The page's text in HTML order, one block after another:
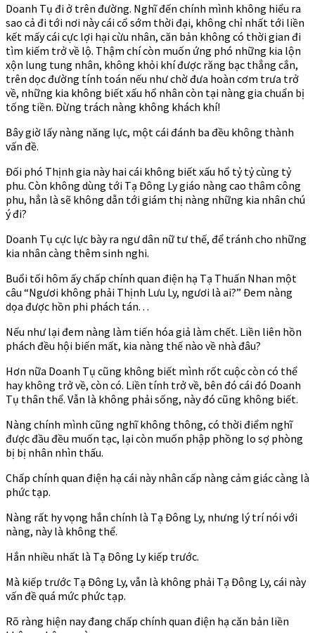
Doanh Tụ đi ở trên đường. Nghĩ đến chính mình không hiểu ra
sao cả đi tới nơi này cái cổ sớm thời đại, không chỉ nhất tới liền
kết mấy cái cực lợi hại cừu nhân, căn bản không có thời gian đi
tìm kiếm trở về lộ. Thậm chí còn muốn ứng phó những kia lộn
xộn lung tung nhân, không khỏi khí được răng bạc thẳng cắn,
trên dọc đường tính toán nếu như chờ đưa hoàn cơm trưa trở
về, những kia không biết xấu hổ nhân còn tại nàng gia chuẩn bị
tống tiền. Đừng trách nàng không khách khí!
Bây giờ lấy nàng năng lực, một cái đánh ba đều không thành
vấn đề.
Đối phó Thịnh gia này hai cái không biết xấu hổ tỷ tỷ cùng tỷ
phu. Còn không dùng tới Tạ Đông Ly giáo nàng cao thâm công
phu, hẳn là sẽ không dẫn tới giám thị nàng những kia nhân chú
ý đi?
Doanh Tụ cực lực bày ra ngư dân nữ tư thế, để tránh cho những
kia nhân càng thêm sinh nghi.
Buổi tối hôm ấy chấp chính quan điện hạ Tạ Thuấn Nhan một
câu “Ngươi không phải Thịnh Lưu Ly, ngươi là ai?” Đem nàng
dọa được hồn phi phách tán. . .
Nếu như lại đem nàng làm tiến hóa giả làm chết. Liền liên hồn
phách đều hội biến mất, kia nàng thế nào về nhà đâu?
Hơn nữa Doanh Tụ cũng không biết mình rốt cuộc còn có thể
hay không trở về, còn có. Liền tính trở về, bên đó cái đó Doanh
Tụ thân thể. Vẫn là không phải sống, này đó cũng không biết.
Nàng chính mình cũng nghĩ không thông, có thời điểm nghĩ
được đầu đều muốn tạc, lại còn muốn phập phồng lo sợ phòng
bị bị nhân nhìn thấu.
Chấp chính quan điện hạ cái này nhân cấp nàng cảm giác càng là
phức tạp.
Nàng rất hy vọng hắn chính là Tạ Đông Ly, nhưng lý trí nói với
nàng, này là không thể.
Hắn nhiều nhất là Tạ Đông Ly kiếp trước.
Mà kiếp trước Tạ Đông Ly, vẫn là không phải Tạ Đông Ly, cái này
vấn đề quá mức phức tạp.
Rõ ràng hiện nay đang chấp chính quan điện hạ căn bản liền